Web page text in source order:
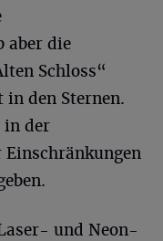
aber die
Schloss“
den Sternen.
in der
und Neon-